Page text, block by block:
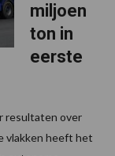
miljoen
ton in
eerste
resultaten over
vlakken heeft het